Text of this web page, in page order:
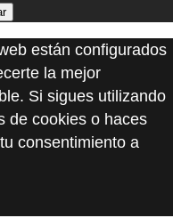
están configurados
la mejor
Si sigues utilizando
de cookies o haces
consentimiento a